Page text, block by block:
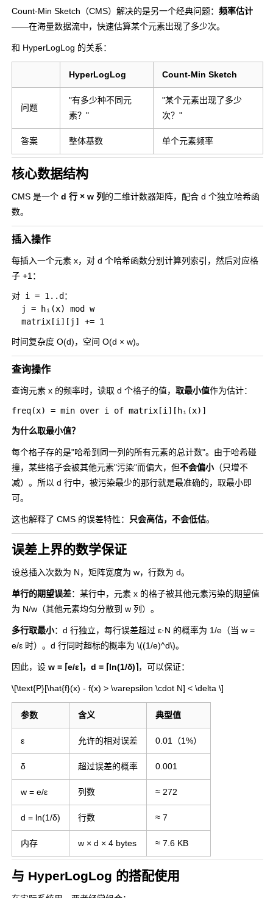
Count-Min Sketch（CMS）解决的是另一个经典问题： 频率估计
——在海量数据流中，快速估算某个元素出现了多少次。
和 HyperLogLog 的关系：
HyperLogLog Count-Min Sketch
问题
"有多少种不同元
素？"
"某个元素出现了多少
次？"
答案 整体基数 单个元素频率
核心数据结构
CMS 是一个 d 行 × w 列 的二维计数器矩阵，配合 d 个独立哈希函
数。
插入操作
每插入一个元素 x，对 d 个哈希函数分别计算列索引，然后对应格
子 +1：
对 i = 1..d：
  j = hᵢ(x) mod w
时间复杂度 O(d)，空间 O(d × w)。
查询操作
查询元素 x 的频率时，读取 d 个格子的值， 取最小值作为估计：
为什么取最小值？
每个格子存的是"哈希到同一列的所有元素的总计数"。由于哈希碰
撞，某些格子会被其他元素"污染"而偏大，但不会偏小（只增不
减）。所以 d 行中，被污染最少的那行就是最准确的，取最小即
可。
这也解释了 CMS 的误差特性： 只会高估，不会低估。
误差上界的数学保证
设总插入次数为 N，矩阵宽度为 w，行数为 d。
单行的期望误差：某行中，元素 x 的格子被其他元素污染的期望值
为 N/w（其他元素均匀分散到 w 列）。
多行取最小：d 行独立，每行误差超过 ε·N 的概率为 1/e（当 w =
e/ε 时）。d 行同时超标的概率为 \((1/e)^d\)。
因此，设 w = ⌈e/ε⌉，d = ⌈ln(1/δ)⌉ ，可以保证：
\[\text{P}[\hat{f}(x) - f(x) > \varepsilon \cdot N] < \delta \]
参数 含义 典型值
ε 允许的相对误差 0.01（1%）
δ 超过误差的概率 0.001
w = e/ε 列数 ≈ 272
d = ln(1/δ) 行数 ≈ 7
内存 w × d × 4 bytes ≈ 7.6 KB
与 HyperLogLog 的搭配使用